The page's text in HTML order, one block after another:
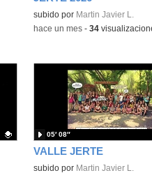
Contenido educativo.
subido por Martin Javier L.
-hace un mes- 34
VALLE JERTE
Contenido educativo.
subido por Martin Javier L.
05′ 08″